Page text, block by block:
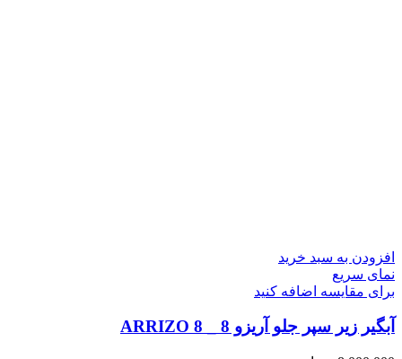
افزودن به سبد خرید
نمای سریع
برای مقایسه اضافه کنید
آبگیر زیر سپر جلو آریزو 8 _ ARRIZO 8